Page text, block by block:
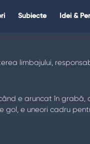
Subiecte Idei &
limbajului,
e aruncat în
e uneori cadru